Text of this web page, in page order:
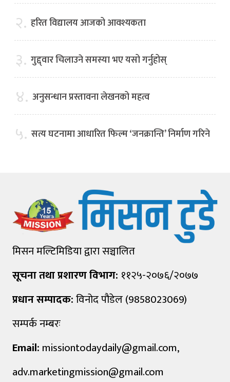
२. हरित विद्यालय आजको आवश्यकता
३. गुद्द्वार चिलाउने समस्या भए यसो गर्नुहोस्
४. अनुसन्धान प्रस्तावना लेखनको महत्व
५. सत्य घटनामा आधारित फिल्म ‘जनक्रान्ति’ निर्माण गरिने
मिसन मल्टिमिडिया द्वारा सञ्चालित
सूचना तथा प्रशारण विभाग: ११२५-२०७६/२०७७
प्रधान सम्पादक:विनोद पौडेल (9858023069)
सम्पर्क नम्बरः
Email: missiontodaydaily@gmail.com,
adv.marketingmission@gmail.com